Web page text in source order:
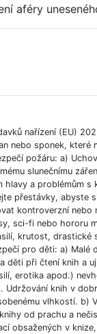
aféry
nařízení (EU)
nebo sponek,
požáru: a)
slunečnímu
hlavy a problémům
přestávky, abyste
kontroverzní
sci-fi nebo hororu
krutost, drastické
pro děti: a)
děti při čtení knih a
erotika apod.)
knih v
vlhkostí. b)
od prachu a
obsažených v